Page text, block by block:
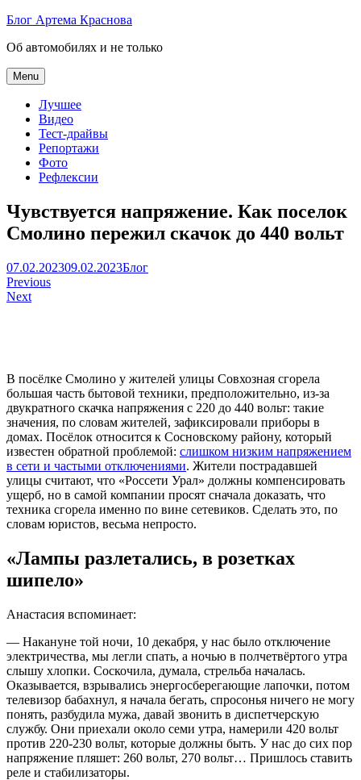
Skip
content
Блог Артема Краснова
Об автомобилях и не только
Menu
Лучшее
Видео
Тест-драйвы
Репортажи
Фото
Рефлексии
Чувствуется напряжение. Как поселок
Смолино пережил скачок до 440 вольт
Артем
Краснов
07.02.202309.02.2023Блог
Навигация
по
Previous
Next
В посёлке Смолино у жителей улицы Совхозная сгорела
большая часть бытовой техники, предположительно, из-за
двукратного скачка напряжения с 220 до 440 вольт: такие
значения, по словам жителей, зафиксировали приборы в
домах. Посёлок относится к Сосновскому району, который
известен обратной проблемой: слишком низким напряжением
в сети и частыми отключениями. Жители пострадавшей
улицы считают, что «Россети Урал» должны компенсировать
ущерб, но в самой компании просят сначала доказать, что
техника сгорела именно по вине сетевиков. Сделать это, по
словам юристов, весьма непросто.
«Лампы разлетались, в розетках
шипело»
Анастасия вспоминает:
— Накануне той ночи, 10 декабря, у нас было отключение
электричества, мы легли спать, а ночью в полчетвёртого утра
слышу хлопки. Соскочила, думала, стрельба началась.
Оказывается, взрывались энергосберегающие лапочки, потом
телевизор бабахнул, я начала бегать, спросонья ничего не могу
понять, разбудила мужа, давай звонить в диспетчерскую
службу. Они приехали около семи утра, намерили 420 вольт
против 220-230 вольт, которые должны быть. У нас до сих пор
напряжение пляшет: 260 вольт, 270 вольт… Пришлось ставить
реле и стабилизаторы.